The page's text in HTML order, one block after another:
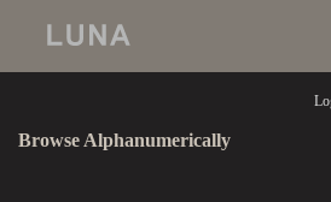
Browse Alphanumerically